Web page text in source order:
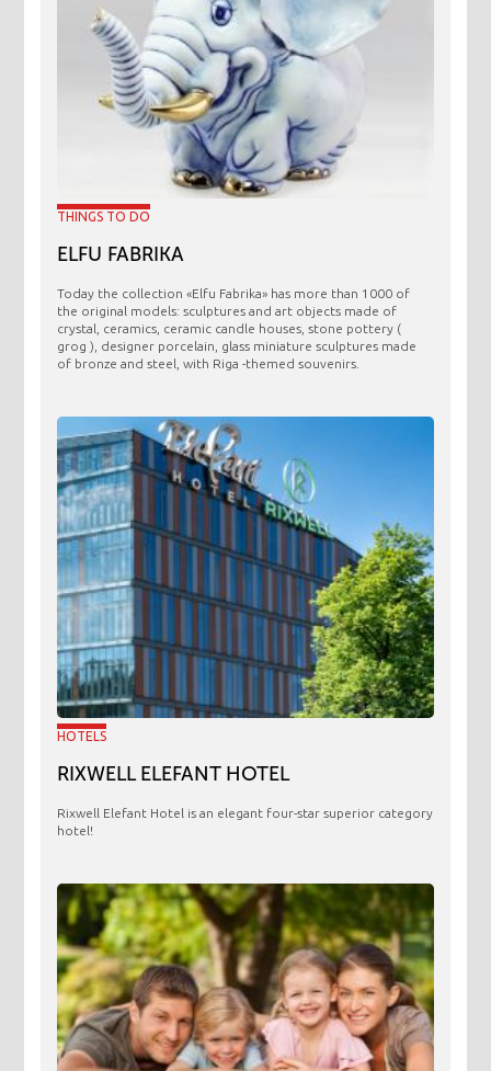
THINGS TO DO
ELFU FABRIKA
Today the collection «Elfu Fabrika» has more than 1000 of
the original models: sculptures and art objects made ​​of
crystal, ceramics, ceramic candle houses, stone pottery (
grog ), designer porcelain, glass miniature sculptures made
of bronze and steel, with Riga -themed souvenirs.
HOTELS
RIXWELL ELEFANT HOTEL
Rixwell Elefant Hotel is an elegant four-star superior category
hotel!